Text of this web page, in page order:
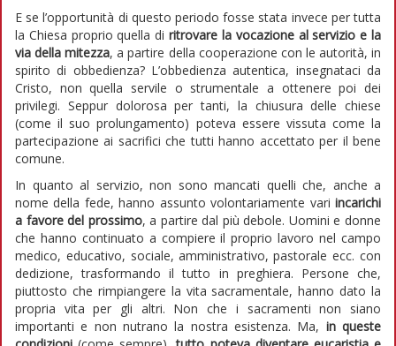
E se l’opportunità di questo periodo fosse stata invece per tutta
la Chiesa proprio quella diritrovare la vocazione al servizio e la
via della mitezza, a partire della cooperazione con le autorità, in
spirito di obbedienza? L’obbedienza autentica, insegnataci da
Cristo, non quella servile o strumentale a ottenere poi dei
privilegi. Seppur dolorosa per tanti, la chiusura delle chiese
(come il suo prolungamento) poteva essere vissuta come la
partecipazione ai sacrifici che tutti hanno accettato per il bene
comune.
In quanto al servizio, non sono mancati quelli che, anche a
nome della fede, hanno assunto volontariamente vari incarichi
a favore del prossimo, a partire dal più debole. Uomini e donne
che hanno continuato a compiere il proprio lavoro nel campo
medico, educativo, sociale, amministrativo, pastorale ecc. con
dedizione, trasformando il tutto in preghiera. Persone che,
piuttosto che rimpiangere la vita sacramentale, hanno dato la
propria vita per gli altri. Non che i sacramenti non siano
importanti e non nutrano la nostra esistenza. Ma, in queste